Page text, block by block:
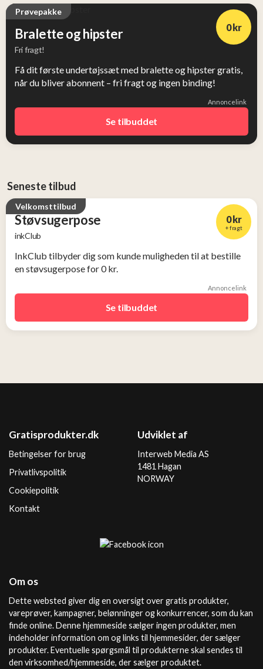
Prøvepakke
Bralette og hipster
Fri fragt!
0 kr
Få dit første undertøjssæt med bralette og hipster gratis,
når du bliver abonnent – fri fragt og ingen binding!
Annoncelink
Se tilbuddet
Seneste tilbud
Velkomsttilbud
Støvsugerpose
inkClub
0 kr
+ fragt
InkClub tilbyder dig som kunde muligheden til at bestille
en støvsugerpose for 0 kr.
Annoncelink
Se tilbuddet
Gratisprodukter.dk
Betingelser for brug
Privatlivspolitik
Cookiepolitik
Kontakt
Udviklet af
Interweb Media AS
1481 Hagan
NORWAY
Om os
Dette websted giver dig en oversigt over gratis produkter,
vareprøver, kampagner, belønninger og konkurrencer, som du kan
finde online. Denne hjemmeside sælger ingen produkter, men
indeholder information om og links til hjemmesider, der sælger
produkter. Eventuelle spørgsmål til produkterne skal sendes til
den virksomhed/hjemmeside, der sælger produktet.